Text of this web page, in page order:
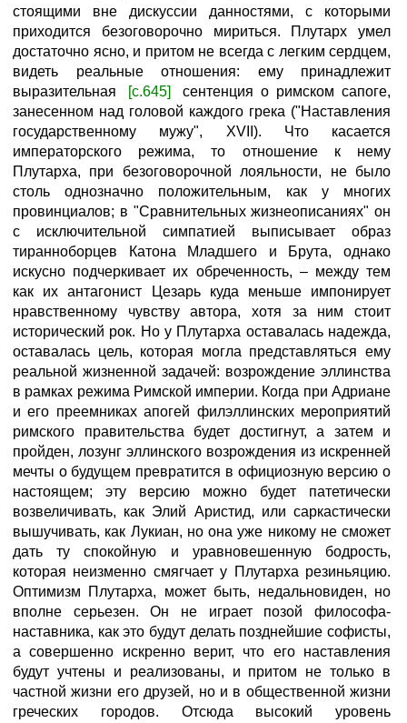
стоящими вне дискуссии данностями, с которыми
приходится безоговорочно мириться. Плутарх умел
достаточно ясно, и притом не всегда с легким сердцем,
видеть реальные отношения: ему принадлежит
выразительная
[с.645]
сентенция о римском сапоге,
занесенном над головой каждого грека ("Наставления
государственному мужу", XVII). Что касается
императорского режима, то отношение к нему
Плутарха, при безоговорочной лояльности, не было
столь однозначно положительным, как у многих
провинциалов; в "Сравнительных жизнеописаниях" он
с исключительной симпатией выписывает образ
тиранноборцев Катона Младшего и Брута, однако
искусно подчеркивает их обреченность, – между тем
как их антагонист Цезарь куда меньше импонирует
нравственному чувству автора, хотя за ним стоит
исторический рок. Но у Плутарха оставалась надежда,
оставалась цель, которая могла представляться ему
реальной жизненной задачей: возрождение эллинства
в рамках режима Римской империи. Когда при Адриане
и его преемниках апогей филэллинских мероприятий
римского правительства будет достигнут, а затем и
пройден, лозунг эллинского возрождения из искренней
мечты о будущем превратится в официозную версию о
настоящем; эту версию можно будет патетически
возвеличивать, как Элий Аристид, или саркастически
вышучивать, как Лукиан, но она уже никому не сможет
дать ту спокойную и уравновешенную бодрость,
которая неизменно смягчает у Плутарха резиньяцию.
Оптимизм Плутарха, может быть, недальновиден, но
вполне серьезен. Он не играет позой философа-
наставника, как это будут делать позднейшие софисты,
а совершенно искренно верит, что его наставления
будут учтены и реализованы, и притом не только в
частной жизни его друзей, но и в общественной жизни
греческих городов. Отсюда высокий уровень